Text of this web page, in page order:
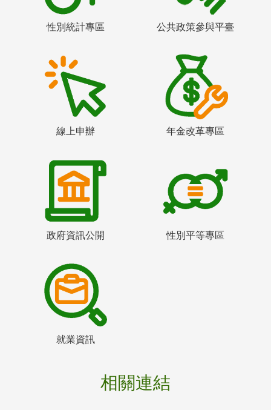
性別統計專區 公共政策參與平臺
線上申辦 年金改革專區
政府資訊公開 性別平等專區
就業資訊
相關連結